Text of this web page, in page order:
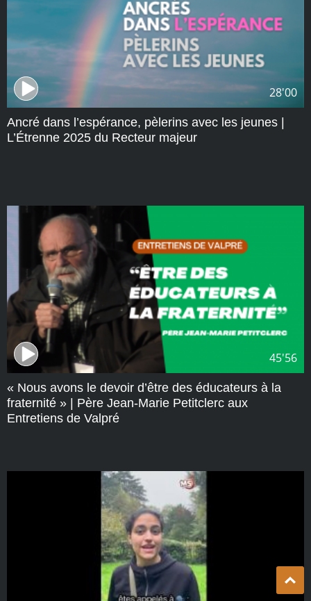
28'00
Ancré dans l’espérance, pèlerins avec les jeunes |
L’Étrenne 2025 du Recteur majeur
45'56
« Nous avons le devoir d’être des éducateurs à la
fraternité » | Père Jean-Marie Petitclerc aux
Entretiens de Valpré